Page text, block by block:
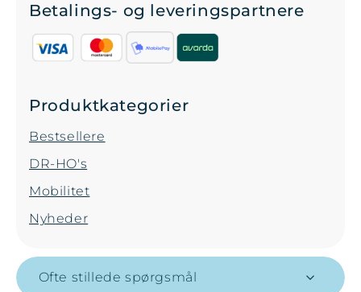
Betalings- og leveringspartnere
Produktkategorier
Bestsellere
DR-HO's
Mobilitet
Nyheder
Ofte stillede spørgsmål